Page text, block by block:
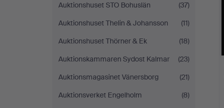
Auktionshuset STO Bohuslän
(37)
Auktionshuset Thelin & Johansson
(11)
Auktionshuset Thörner & Ek
(18)
Auktionskammaren Sydost Kalmar
(23)
Auktionsmagasinet Vänersborg
(21)
Auktionsverket Engelholm
(8)